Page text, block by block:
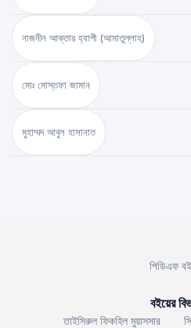
নাজনীন আক্তার হ্যাপী (আমাতুল্লাহ)
মোঃ মোস্তফা জামান
মুহাম্মদ আবুল হাসানাত
পিডিএফ
বইয়ের
তাইসিরুল ফিকহিল মুয়াসসার